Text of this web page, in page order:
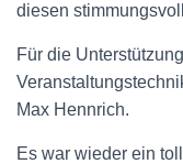
diesen
Für die
Max Hennrich.
Es war wieder ein